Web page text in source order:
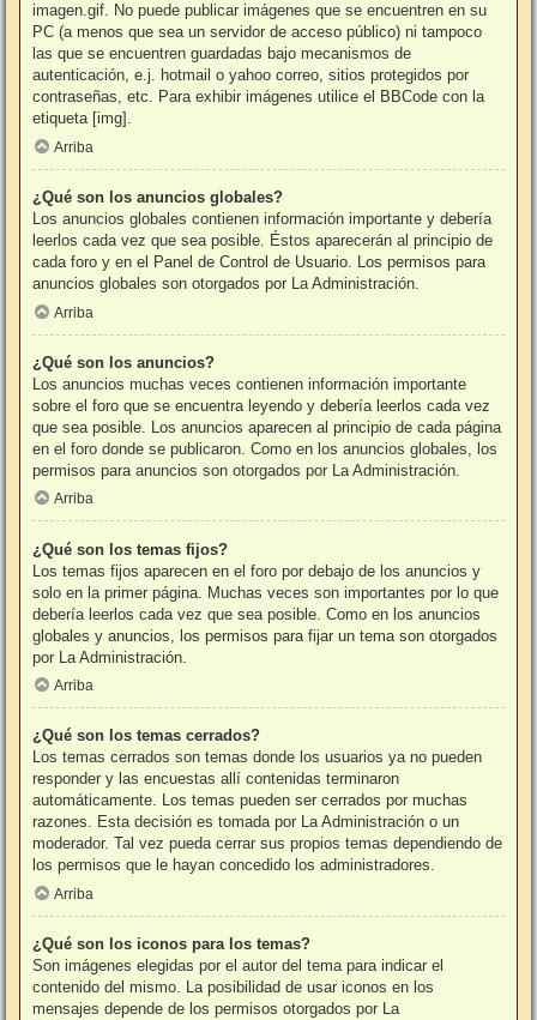
imagen.gif. No puede publicar imágenes que se encuentren en su
PC (a menos que sea un servidor de acceso público) ni tampoco
las que se encuentren guardadas bajo mecanismos de
autenticación, e.j. hotmail o yahoo correo, sitios protegidos por
contraseñas, etc. Para exhibir imágenes utilice el BBCode con la
etiqueta [img].
Arriba
¿Qué son los anuncios globales?
Los anuncios globales contienen información importante y debería
leerlos cada vez que sea posible. Éstos aparecerán al principio de
cada foro y en el Panel de Control de Usuario. Los permisos para
anuncios globales son otorgados por La Administración.
Arriba
¿Qué son los anuncios?
Los anuncios muchas veces contienen información importante
sobre el foro que se encuentra leyendo y debería leerlos cada vez
que sea posible. Los anuncios aparecen al principio de cada página
en el foro donde se publicaron. Como en los anuncios globales, los
permisos para anuncios son otorgados por La Administración.
Arriba
¿Qué son los temas fijos?
Los temas fijos aparecen en el foro por debajo de los anuncios y
solo en la primer página. Muchas veces son importantes por lo que
debería leerlos cada vez que sea posible. Como en los anuncios
globales y anuncios, los permisos para fijar un tema son otorgados
por La Administración.
Arriba
¿Qué son los temas cerrados?
Los temas cerrados son temas donde los usuarios ya no pueden
responder y las encuestas allí contenidas terminaron
automáticamente. Los temas pueden ser cerrados por muchas
razones. Esta decisión es tomada por La Administración o un
moderador. Tal vez pueda cerrar sus propios temas dependiendo de
los permisos que le hayan concedido los administradores.
Arriba
¿Qué son los iconos para los temas?
Son imágenes elegidas por el autor del tema para indicar el
contenido del mismo. La posibilidad de usar iconos en los
mensajes depende de los permisos otorgados por La